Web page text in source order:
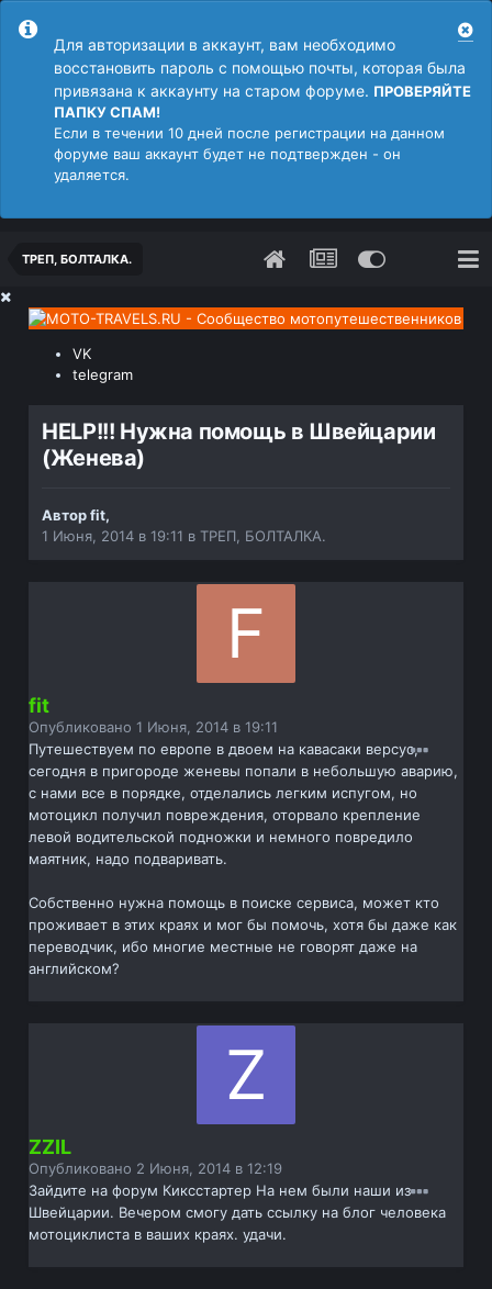
Для авторизации в аккаунт, вам необходимо
восстановить пароль с помощью почты, которая была
привязана к аккаунту на старом форуме. ПРОВЕРЯЙТЕ
ПАПКУ СПАМ!
Если в течении 10 дней после регистрации на данном
форуме ваш аккаунт будет не подтвержден - он
удаляется.
ТРЕП, БОЛТАЛКА.
VK
telegram
HELP!!! Нужна помощь в Швейцарии
(Женева)
Авторfit,
1 Июня, 2014 в 19:11 вТРЕП, БОЛТАЛКА.
fit
Опубликовано1 Июня, 2014 в 19:11
Путешествуем по европе в двоем на кавасаки версус,
сегодня в пригороде женевы попали в небольшую аварию,
с нами все в порядке, отделались легким испугом, но
мотоцикл получил повреждения, оторвало крепление
левой водительской подножки и немного повредило
маятник, надо подваривать.
Собственно нужна помощь в поиске сервиса, может кто
проживает в этих краях и мог бы помочь, хотя бы даже как
переводчик, ибо многие местные не говорят даже на
английском?
ZZIL
Опубликовано 2 Июня, 2014 в 12:19
Зайдите на форум Киксстартер На нем были наши из
Швейцарии. Вечером смогу дать ссылку на блог человека
мотоциклиста в ваших краях. удачи.